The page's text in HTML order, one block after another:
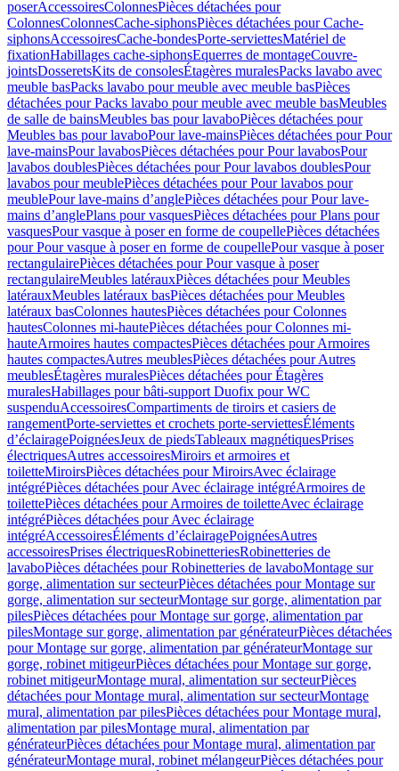
poserAccessoiresColonnesPièces détachées pour
ColonnesColonnesCache-siphonsPièces détachées pour Cache-
siphonsAccessoiresCache-bondesPorte-serviettesMatériel de
fixationHabillages cache-siphonsEquerres de montageCouvre-
jointsDosseretsKits de consolesÉtagères muralesPacks lavabo avec
meuble basPacks lavabo pour meuble avec meuble basPièces
détachées pour Packs lavabo pour meuble avec meuble basMeubles
de salle de bainsMeubles bas pour lavaboPièces détachées pour
Meubles bas pour lavaboPour lave-mainsPièces détachées pour Pour
lave-mainsPour lavabosPièces détachées pour Pour lavabosPour
lavabos doublesPièces détachées pour Pour lavabos doublesPour
lavabos pour meublePièces détachées pour Pour lavabos pour
meublePour lave-mains d’anglePièces détachées pour Pour lave-
mains d’anglePlans pour vasquesPièces détachées pour Plans pour
vasquesPour vasque à poser en forme de coupellePièces détachées
pour Pour vasque à poser en forme de coupellePour vasque à poser
rectangulairePièces détachées pour Pour vasque à poser
rectangulaireMeubles latérauxPièces détachées pour Meubles
latérauxMeubles latéraux basPièces détachées pour Meubles
latéraux basColonnes hautesPièces détachées pour Colonnes
hautesColonnes mi-hautePièces détachées pour Colonnes mi-
hauteArmoires hautes compactesPièces détachées pour Armoires
hautes compactesAutres meublesPièces détachées pour Autres
meublesÉtagères muralesPièces détachées pour Étagères
muralesHabillages pour bâti-support Duofix pour WC
suspenduAccessoiresCompartiments de tiroirs et casiers de
rangementPorte-serviettes et crochets porte-serviettesÉléments
d’éclairagePoignéesJeux de piedsTableaux magnétiquesPrises
électriquesAutres accessoiresMiroirs et armoires et
toiletteMiroirsPièces détachées pour MiroirsAvec éclairage
intégréPièces détachées pour Avec éclairage intégréArmoires de
toilettePièces détachées pour Armoires de toiletteAvec éclairage
intégréPièces détachées pour Avec éclairage
intégréAccessoiresÉléments d’éclairagePoignéesAutres
accessoiresPrises électriquesRobinetteriesRobinetteries de
lavaboPièces détachées pour Robinetteries de lavaboMontage sur
gorge, alimentation sur secteurPièces détachées pour Montage sur
gorge, alimentation sur secteurMontage sur gorge, alimentation par
pilesPièces détachées pour Montage sur gorge, alimentation par
pilesMontage sur gorge, alimentation par générateurPièces détachées
pour Montage sur gorge, alimentation par générateurMontage sur
gorge, robinet mitigeurPièces détachées pour Montage sur gorge,
robinet mitigeurMontage mural, alimentation sur secteurPièces
détachées pour Montage mural, alimentation sur secteurMontage
mural, alimentation par pilesPièces détachées pour Montage mural,
alimentation par pilesMontage mural, alimentation par
générateurPièces détachées pour Montage mural, alimentation par
générateurMontage mural, robinet mélangeurPièces détachées pour